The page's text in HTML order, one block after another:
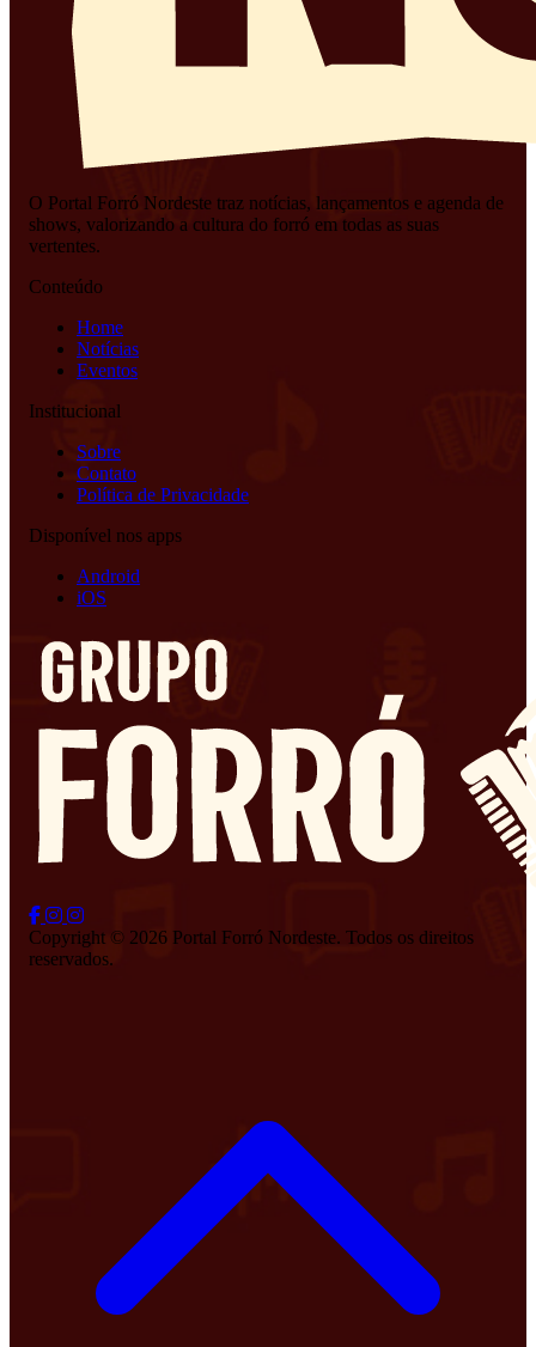
O Portal Forró Nordeste traz notícias, lançamentos e agenda de
shows, valorizando a cultura do forró em todas as suas
vertentes.
Conteúdo
Home
Notícias
Eventos
Institucional
Sobre
Contato
Política de Privacidade
Disponível nos apps
Android
iOS
Copyright © 2026 Portal Forró Nordeste. Todos os direitos
reservados.